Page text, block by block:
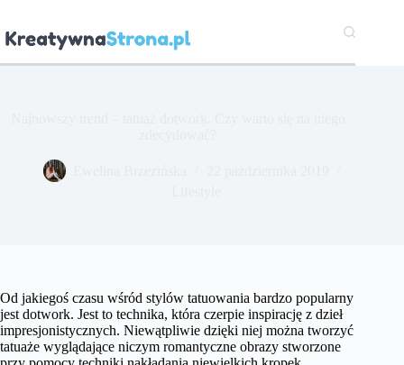
treści
Od jakiegoś czasu wśród stylów tatuowania bardzo popularny
jest dotwork. Jest to technika, która czerpie inspirację z dzieł
impresjonistycznych. Niewątpliwie dzięki niej można tworzyć
tatuaże wyglądające niczym romantyczne obrazy stworzone